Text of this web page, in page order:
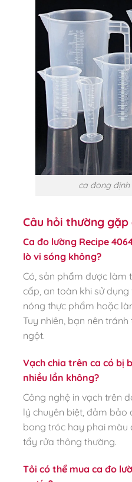
ca đong
Câu hỏi thường gặp
Ca đo lường Recipe
lò vi sóng không?
Có, sản phẩm được làm
cấp, an toàn khi sử
nóng thực phẩm hoặc
Tuy nhiên, bạn nên
ngột.
Vạch chia trên ca có bị
nhiều lần không?
Công nghệ in vạch trên
lý chuyên biệt, đảm bảo
bong tróc hay phai màu
tẩy rửa thông thường.
Tôi có thể mua ca đo